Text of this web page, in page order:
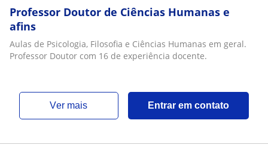
Professor Doutor de Ciências Humanas e
afins
Aulas de Psicologia, Filosofia e Ciências Humanas em geral.
Professor Doutor com 16 de experiência docente.
ver mais Entrar em contato